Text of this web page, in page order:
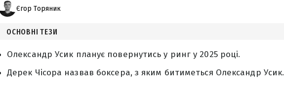
Єгор Торяник
ОСНОВНІ ТЕЗИ
Олександр Усик планує повернутись у ринг у 2025 році.
Дерек Чісора назвав боксера, з яким битиметься Олександр Усик.